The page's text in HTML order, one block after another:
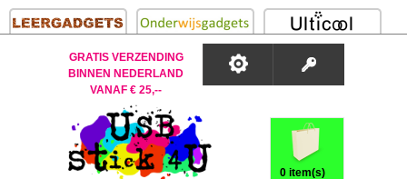
GRATIS VERZENDING
BINNEN NEDERLAND
VANAF € 25,--
0 item(s)